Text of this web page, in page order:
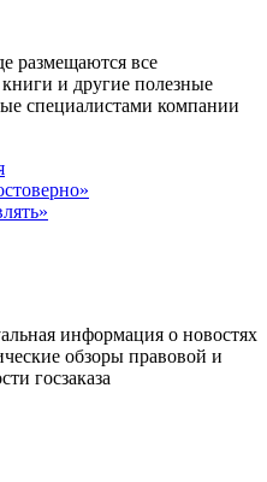
размещаются все
и другие полезные
специалистами компании
информация о новостях
обзоры правовой и
госзаказа